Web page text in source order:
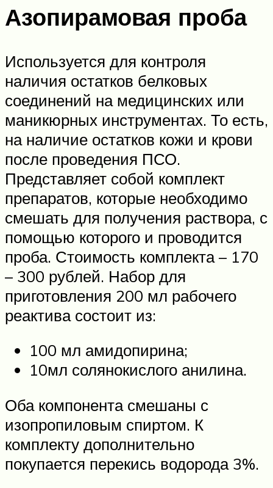
Азопирамовая проба
Используется для контроля
наличия остатков белковых
соединений на медицинских или
маникюрных инструментах. То есть,
на наличие остатков кожи и крови
после проведения ПСО.
Представляет собой комплект
препаратов, которые необходимо
смешать для получения раствора, с
помощью которого и проводится
проба. Стоимость комплекта – 170
– 300 рублей. Набор для
приготовления 200 мл рабочего
реактива состоит из:
100 мл амидопирина;
10мл солянокислого анилина.
Оба компонента смешаны с
изопропиловым спиртом. К
комплекту дополнительно
покупается перекись водорода 3%.